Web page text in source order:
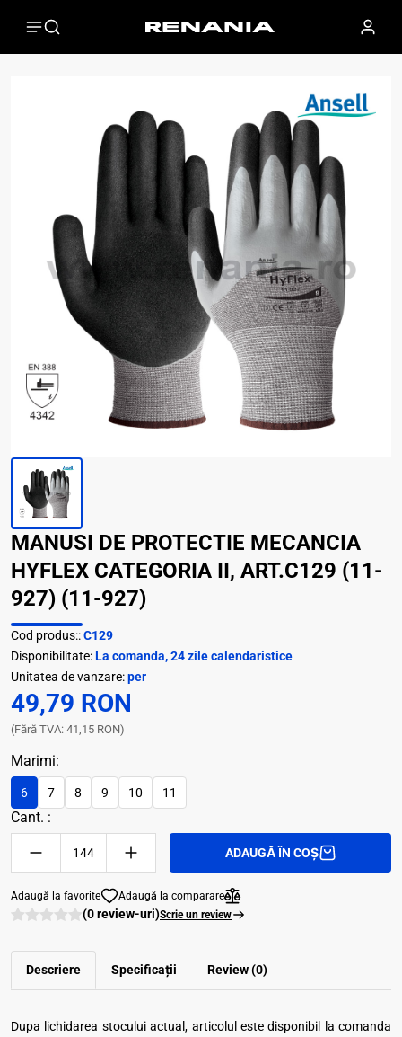
MANUSI DE PROTECTIE MECANCIA
HYFLEX CATEGORIA II, ART.C129 (11-
927) (11-927)
Cod produs::C129
Disponibilitate:La comanda, 24 zile calendaristice
Unitatea de vanzare:per
49,79 RON
(Fără TVA: 41,15 RON)
Marimi:
6 7 8 9 10 11
Cant. :
ADAUGĂ ÎN COȘ
Adaugă la favorite Adaugă la comparare
(0 review-uri)Scrie un review
Descriere Specificații Review (0)
Dupa lichidarea stocului actual, articolul este disponibil la comanda